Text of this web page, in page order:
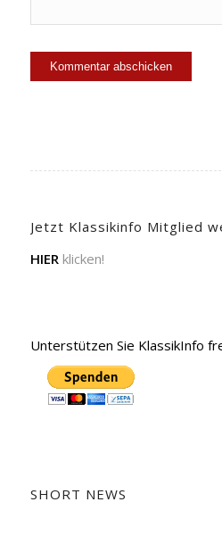
Jetzt Klassikinfo Mitglied
HIERklicken!
Unterstützen Sie KlassikInfo
SHORT NEWS